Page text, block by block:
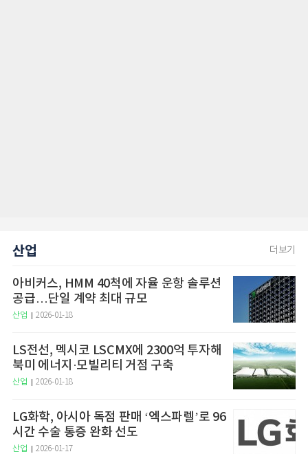
산업 더보기
아비커스, HMM 40척에 자율 운항 솔루션
공급…단일 계약 최대 규모
산업 2026-01-18
LS전선, 멕시코 LSCMX에 2300억 투자해
북미 에너지·모빌리티 거점 구축
산업 2026-01-18
LG화학, 아시아 독점 판매 ‘엑스파렐’로 96
시간 수술 통증 완화 선도
산업 2026-01-17